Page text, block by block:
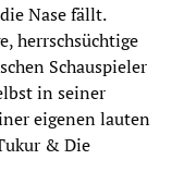
Nase fällt.
herrschsüchtige
Schauspieler
in seiner
eigenen lauten
& Die